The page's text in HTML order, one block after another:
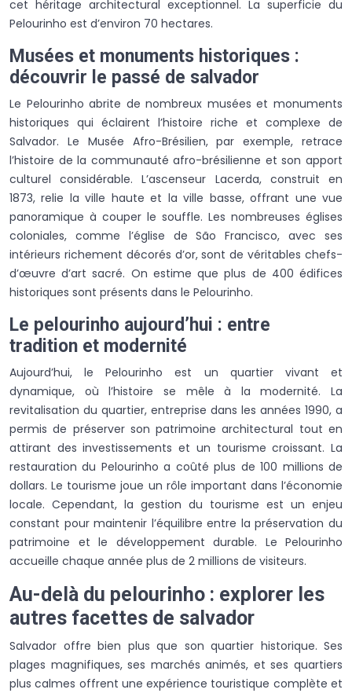
cet héritage architectural exceptionnel. La superficie du
Pelourinho est d’environ 70 hectares.
Musées et monuments historiques :
découvrir le passé de salvador
Le Pelourinho abrite de nombreux musées et monuments
historiques qui éclairent l’histoire riche et complexe de
Salvador. Le Musée Afro-Brésilien, par exemple, retrace
l’histoire de la communauté afro-brésilienne et son apport
culturel considérable. L’ascenseur Lacerda, construit en
1873, relie la ville haute et la ville basse, offrant une vue
panoramique à couper le souffle. Les nombreuses églises
coloniales, comme l’église de São Francisco, avec ses
intérieurs richement décorés d’or, sont de véritables chefs-
d’œuvre d’art sacré. On estime que plus de 400 édifices
historiques sont présents dans le Pelourinho.
Le pelourinho aujourd’hui : entre
tradition et modernité
Aujourd’hui, le Pelourinho est un quartier vivant et
dynamique, où l’histoire se mêle à la modernité. La
revitalisation du quartier, entreprise dans les années 1990, a
permis de préserver son patrimoine architectural tout en
attirant des investissements et un tourisme croissant. La
restauration du Pelourinho a coûté plus de 100 millions de
dollars. Le tourisme joue un rôle important dans l’économie
locale. Cependant, la gestion du tourisme est un enjeu
constant pour maintenir l’équilibre entre la préservation du
patrimoine et le développement durable. Le Pelourinho
accueille chaque année plus de 2 millions de visiteurs.
Au-delà du pelourinho : explorer les
autres facettes de salvador
Salvador offre bien plus que son quartier historique. Ses
plages magnifiques, ses marchés animés, et ses quartiers
plus calmes offrent une expérience touristique complète et